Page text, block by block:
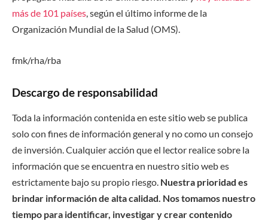
más de 101 países, según el último informe de la
Organización Mundial de la Salud (OMS).
fmk/rha/rba
Descargo de responsabilidad
Toda la información contenida en este sitio web se publica
solo con fines de información general y no como un consejo
de inversión. Cualquier acción que el lector realice sobre la
información que se encuentra en nuestro sitio web es
estrictamente bajo su propio riesgo. Nuestra prioridad es
brindar información de alta calidad. Nos tomamos nuestro
tiempo para identificar, investigar y crear contenido